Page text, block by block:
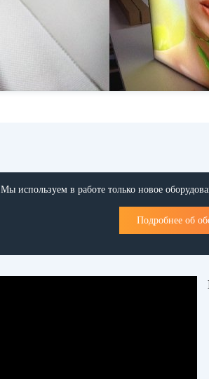
Мы используем в работе только новое
Подробнее об